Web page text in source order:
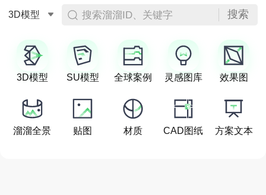
3D模型 搜索溜溜ID、关键字 搜索
3D模型 SU模型 全球案例 灵感图库 效果图
溜溜全景 贴图 材质 CAD图纸 方案文本